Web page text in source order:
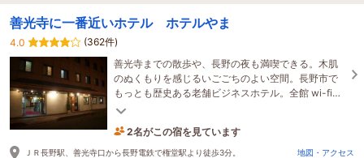
善光寺に一番近いホテル ホテルやま
4.0
(362件)
善光寺までの散歩や、長野の夜も満喫できる。木肌
のぬくもりを感じるいごごちのよい空間。長野市で
もっとも歴史ある老舗ビジネスホテル。全館 wi-fi、
一部ＬＡＮ回線設置部屋有り。
2名がこの宿を見ています
9時間前に予約されました
ＪＲ長野駅、善光寺口から長野電鉄で権堂駅より徒歩3分。 地図・アクセス